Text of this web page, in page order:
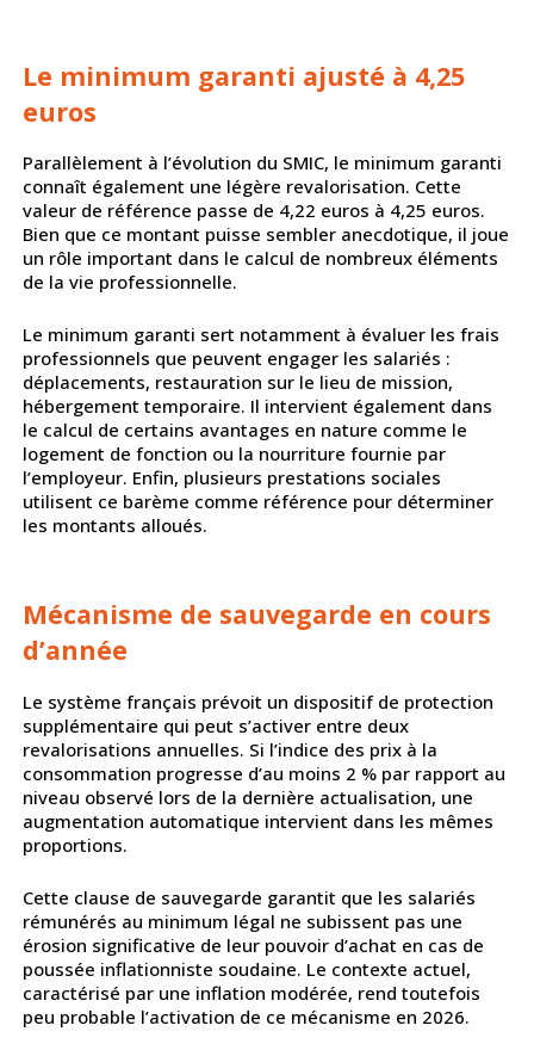
Le minimum garanti ajusté à 4,25
euros
Parallèlement à l’évolution du SMIC, le minimum garanti
connaît également une légère revalorisation. Cette
valeur de référence passe de 4,22 euros à 4,25 euros.
Bien que ce montant puisse sembler anecdotique, il joue
un rôle important dans le calcul de nombreux éléments
de la vie professionnelle.
Le minimum garanti sert notamment à évaluer les frais
professionnels que peuvent engager les salariés :
déplacements, restauration sur le lieu de mission,
hébergement temporaire. Il intervient également dans
le calcul de certains avantages en nature comme le
logement de fonction ou la nourriture fournie par
l’employeur. Enfin, plusieurs prestations sociales
utilisent ce barème comme référence pour déterminer
les montants alloués.
Mécanisme de sauvegarde en cours
d’année
Le système français prévoit un dispositif de protection
supplémentaire qui peut s’activer entre deux
revalorisations annuelles. Si l’indice des prix à la
consommation progresse d’au moins 2 % par rapport au
niveau observé lors de la dernière actualisation, une
augmentation automatique intervient dans les mêmes
proportions.
Cette clause de sauvegarde garantit que les salariés
rémunérés au minimum légal ne subissent pas une
érosion significative de leur pouvoir d’achat en cas de
poussée inflationniste soudaine. Le contexte actuel,
caractérisé par une inflation modérée, rend toutefois
peu probable l’activation de ce mécanisme en 2026.